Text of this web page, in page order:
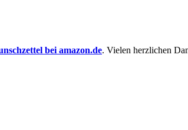
bei amazon.de. Vielen herzlichen